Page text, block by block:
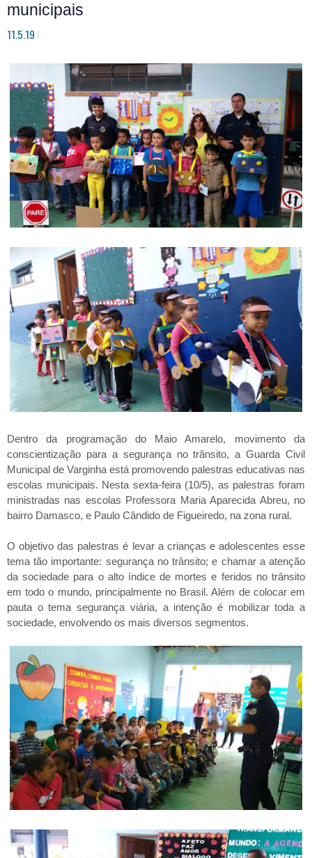
municipais
11.5.19
Dentro da programação do Maio Amarelo, movimento da
conscientização para a segurança no trânsito, a Guarda Civil
Municipal de Varginha está promovendo palestras educativas nas
escolas municipais. Nesta sexta-feira (10/5), as palestras foram
ministradas nas escolas Professora Maria Aparecida Abreu, no
bairro Damasco, e Paulo Cândido de Figueiredo, na zona rural.
O objetivo das palestras é levar a crianças e adolescentes esse
tema tão importante: segurança no trânsito; e chamar a atenção
da sociedade para o alto índice de mortes e feridos no trânsito
em todo o mundo, principalmente no Brasil. Além de colocar em
pauta o tema segurança viária, a intenção é mobilizar toda a
sociedade, envolvendo os mais diversos segmentos.